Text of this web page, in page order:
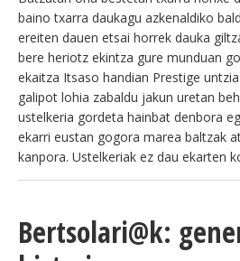
baino txarra daukagu azkenaldiko
ereiten dauen etsai horrek dauka
bere heriotz ekintza gure munduan
ekaitza Itsaso handian Prestige
galipot lohia zabaldu jakun uretan
ustelkeria gordeta hainbat denbora
ekarri eustan gogora marea baltzak
kanpora. Ustelkeriak ez dau ekarten
Bertsolari@k: